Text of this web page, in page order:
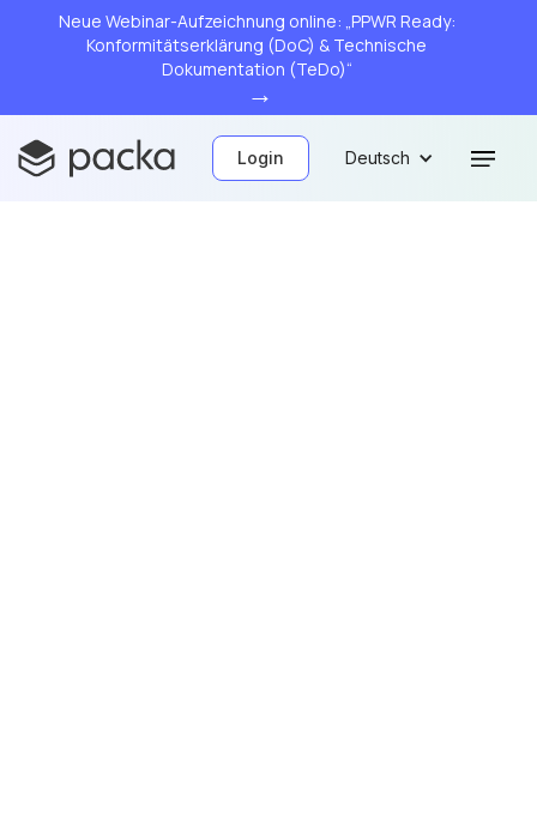
Neue Webinar-Aufzeichnung online: „PPWR Ready:
Konformitätserklärung (DoC) & Technische
Dokumentation (TeDo)“
→
Login Deutsch